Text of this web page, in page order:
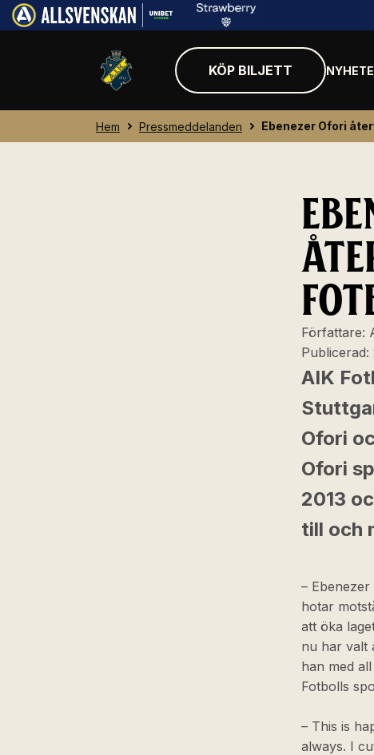
KÖP BILJETT
Hem Pressmeddelanden Ebenezer Ofori
Författare:
Publicerad:
AIK
Ofori
Ofori
2013
till och
–
hotar
att öka
nu har valt
han med
Fotbolls
– This is
always. I